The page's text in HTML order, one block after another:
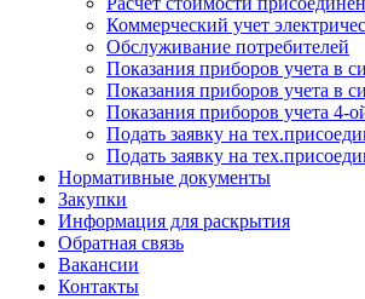
Коммерческий учет
Обслуживание потребителей
Показания приборов учета в
Показания приборов учета в
Показания приборов учета 4-
Подать заявку на
Подать заявку на
Нормативные документы
Закупки
Информация для раскрытия
Обратная связь
Вакансии
Контакты